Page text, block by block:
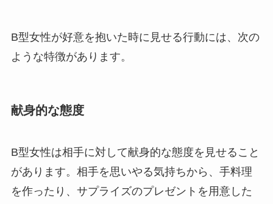
B型女性が好意を抱いた時に見せる行動には、次の
ような特徴があります。
献身的な態度
B型女性は相手に対して献身的な態度を見せること
があります。相手を思いやる気持ちから、手料理
を作ったり、サプライズのプレゼントを用意した